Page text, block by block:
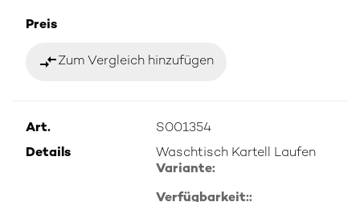
Preis
compare_arrowsZum Vergleich hinzufügen
Art.
S001354
Details
Waschtisch Kartell Laufen
Variante:
Verfügbarkeit::